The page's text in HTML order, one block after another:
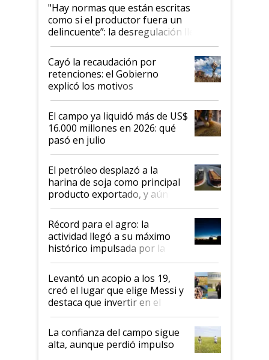
"Hay normas que están escritas
como si el productor fuera un
delincuente”: la desregulación llegó
al Congreso Aapresid y hasta se
habló del financiamiento al IPCVA
Cayó la recaudación por
retenciones: el Gobierno
explicó los motivos
El campo ya liquidó más de US$
16.000 millones en 2026: qué
pasó en julio
El petróleo desplazó a la
harina de soja como principal
producto exportado, y aún así
el agro aportó casi seis de cada
diez dólares y sostuvo el
liderazgo en un semestre
récord
Récord para el agro: la
actividad llegó a su máximo
histórico impulsada por la
cosecha y las exportaciones
Levantó un acopio a los 19,
creó el lugar que elige Messi y
destaca que invertir en el
kirchnerismo era como "darle
plata a un hijo para droga":
Juan Félix Rossetti, el libertario
que de una dura crisis salió
La confianza del campo sigue
alta, aunque perdió impulso